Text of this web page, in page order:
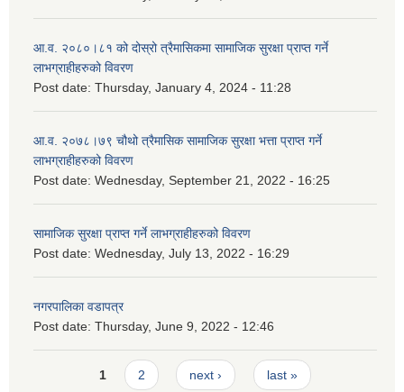
आ.व. २०८०।८१ को दोस्रो त्रैमासिकमा सामाजिक सुरक्षा प्राप्त गर्ने
लाभग्राहीहरुको विवरण
Post date: Thursday, January 4, 2024 - 11:28
आ.व. २०७८।७९ चौथो त्रैमासिक सामाजिक सुरक्षा भत्ता प्राप्त गर्ने
लाभग्राहीहरुको विवरण
Post date: Wednesday, September 21, 2022 - 16:25
सामाजिक सुरक्षा प्राप्त गर्ने लाभग्राहीहरुको विवरण
Post date: Wednesday, July 13, 2022 - 16:29
नगरपालिका वडापत्र
Post date: Thursday, June 9, 2022 - 12:46
Pages1 2 next › last »